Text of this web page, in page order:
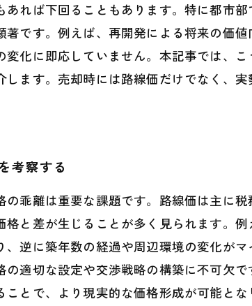
れば下回ることもあります。特に都市
です。例えば、再開発による将来の価
化に即応していません。本記事では、
ます。売却時には路線価だけでなく、
考察する
乖離は重要な課題です。路線価は主に
と差が生じることが多く見られます。
逆に築年数の経過や周辺環境の変化が
適切な設定や交渉戦略の構築に不可欠
とで、より現実的な価格形成が可能と